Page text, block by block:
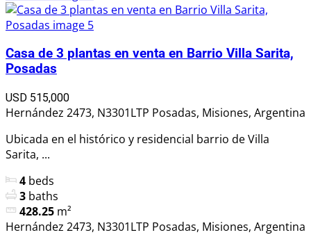
Casa de 3 plantas en venta en Barrio Villa Sarita,
Posadas
USD 515,000
Hernández 2473, N3301LTP Posadas, Misiones, Argentina
Ubicada en el histórico y residencial barrio de Villa
Sarita, ...
4 beds
3 baths
428.25 m²
Hernández 2473, N3301LTP Posadas, Misiones, Argentina